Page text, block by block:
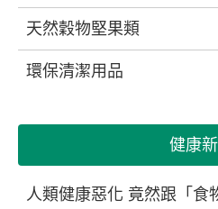
天然穀物堅果類
環保清潔用品
健康
人類健康惡化 竟然跟「食